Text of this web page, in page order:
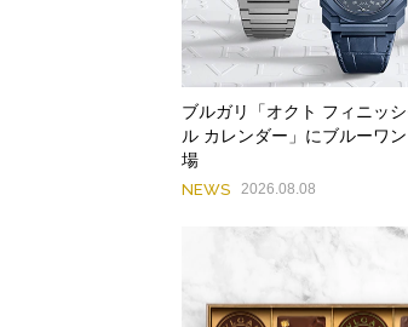
ブルガリ「オクト フィニッ
ル カレンダー」にブルーワ
場
NEWS 2026.08.08